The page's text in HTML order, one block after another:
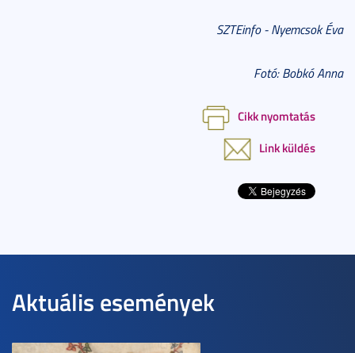
SZTEinfo - Nyemcsok Éva
Fotó: Bobkó Anna
Cikk nyomtatás
Link küldés
Aktuális események